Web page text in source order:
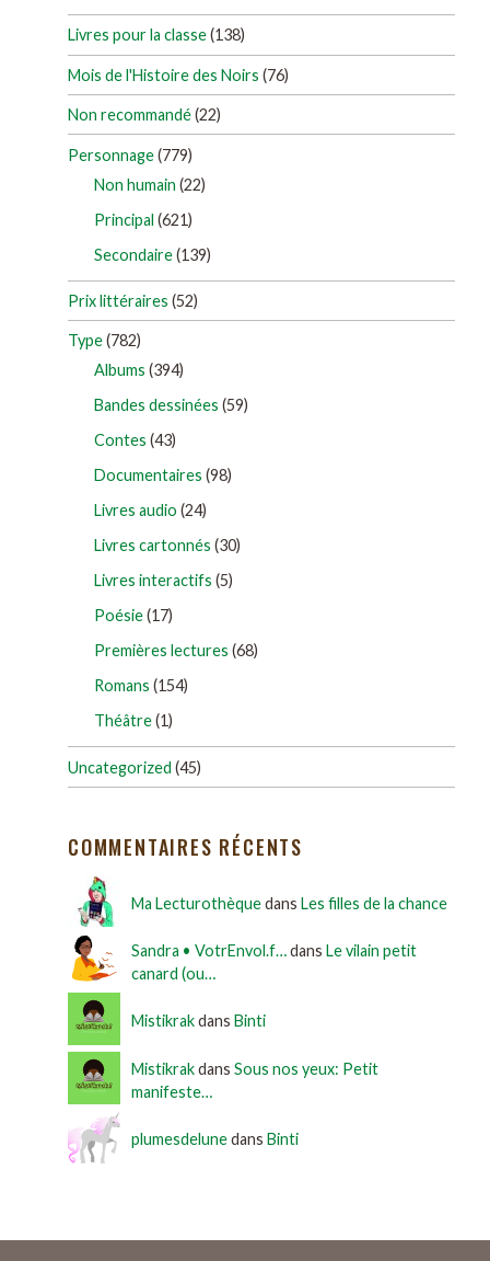
Livres pour la classe(138)
Mois de l'Histoire des Noirs (76)
Non recommandé(22)
Personnage(779)
Non humain (22)
Principal (621)
Secondaire(139)
Prix littéraires (52)
Type(782)
Albums (394)
Bandes dessinées (59)
Contes (43)
Documentaires (98)
Livres audio (24)
Livres cartonnés (30)
Livres interactifs (5)
Poésie(17)
Premières lectures (68)
Romans (154)
Théâtre(1)
Uncategorized (45)
COMMENTAIRES RÉCENTS
Ma Lecturothèquedans Les filles de la chance
Sandra • VotrEnvol.f…dans Le vilain petit
canard (ou…
Mistikrakdans Binti
Mistikrakdans Sous nos yeux: Petit
manifeste…
plumesdelunedans Binti